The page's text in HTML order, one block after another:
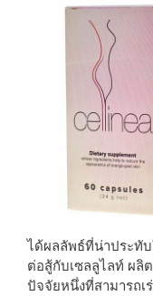
ได้ผลลัพธ์ที่น่าประทับ
ต่อสู้กับเซลลูไลท์ ผลิ
ปัจจัยหนึ่งที่สามารถเ